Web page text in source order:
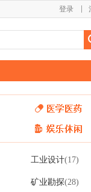
登录
工业设计(17)
矿业勘探(28)